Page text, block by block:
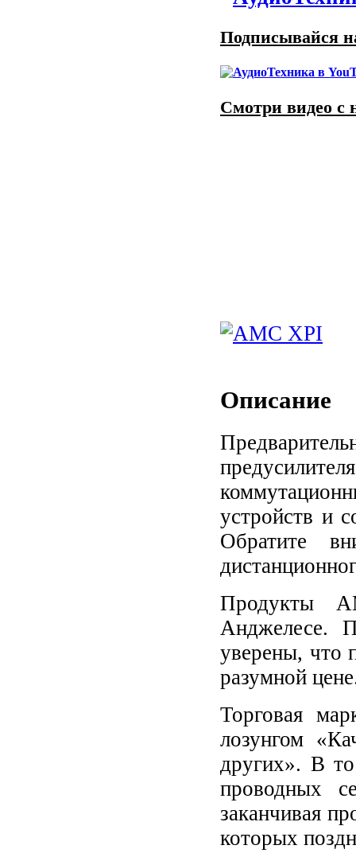
Подписывайся
Смотри видео с
Описание
П
устройств и
Обратите
Продукты
Анджелесе.
уверены, что
разумной
Торговая
лозунгом
других». В
проводных
заканчивая
которых